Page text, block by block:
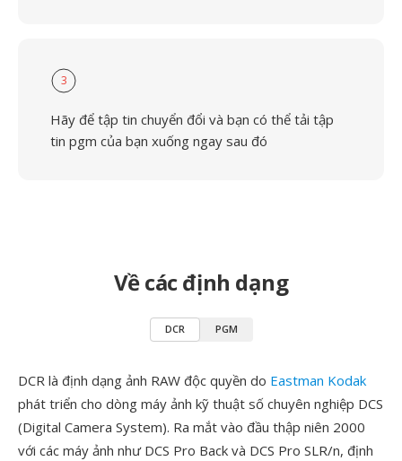
3
Hãy để tập tin chuyển đổi và bạn có thể tải tập
tin pgm của bạn xuống ngay sau đó
Về các định dạng
DCR PGM
DCR là định dạng ảnh RAW độc quyền do Eastman Kodak
phát triển cho dòng máy ảnh kỹ thuật số chuyên nghiệp DCS
(Digital Camera System). Ra mắt vào đầu thập niên 2000
với các máy ảnh như DCS Pro Back và DCS Pro SLR/n, định